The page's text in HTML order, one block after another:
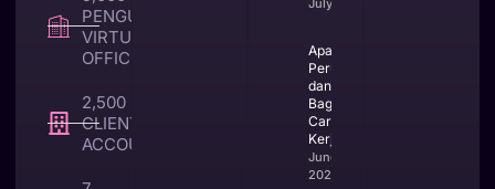
PENGUNA
VIRTUAL
OFFICE
2,500 +
CLIENT TAX &
ACCOUNTING
July 23, 2026
Apa Itu CV
Perusahaan
dan
Bagaimana
Cara
Kerjanya
June 25,
2026